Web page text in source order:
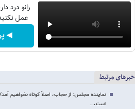
زانو درد
عمل
◀
خبرهای مرتبط
نماینده مجلس: از حجاب، اصلاً کوتاه نخواهیم
است،…